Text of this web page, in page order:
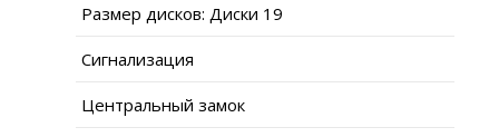
Размер дисков: Диски 19
Сигнализация
Центральный замок